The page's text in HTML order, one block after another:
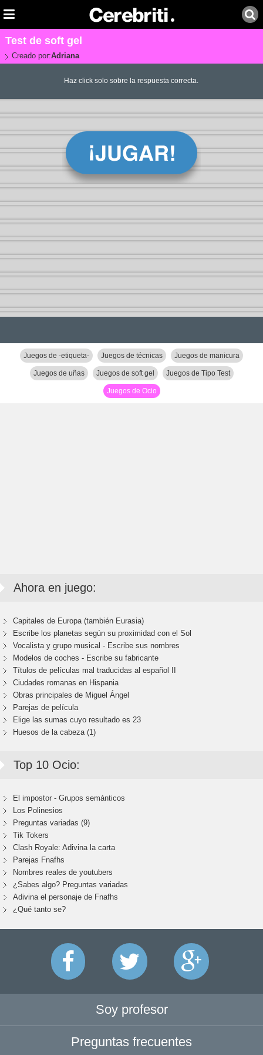
Test de soft gel
Creado por:Adriana
Haz click solo sobre la respuesta correcta.
Juegos de -etiqueta- Juegos de técnicas Juegos de manicura
Juegos de uñas Juegos de soft gel Juegos de Tipo Test
Juegos de Ocio
Ahora en juego:
Capitales de Europa (también Eurasia)
Escribe los planetas según su proximidad con el Sol
Vocalista y grupo musical - Escribe sus nombres
Modelos de coches - Escribe su fabricante
Títulos de películas mal traducidas al español II
Ciudades romanas en Hispania
Obras principales de Miguel Ángel
Parejas de película
Elige las sumas cuyo resultado es 23
Huesos de la cabeza (1)
Top 10 Ocio:
El impostor - Grupos semánticos
Los Polinesios
Preguntas variadas (9)
Tik Tokers
Clash Royale: Adivina la carta
Parejas Fnafhs
Nombres reales de youtubers
¿Sabes algo? Preguntas variadas
Adivina el personaje de Fnafhs
¿Qué tanto se?
Soy profesor
Preguntas frecuentes